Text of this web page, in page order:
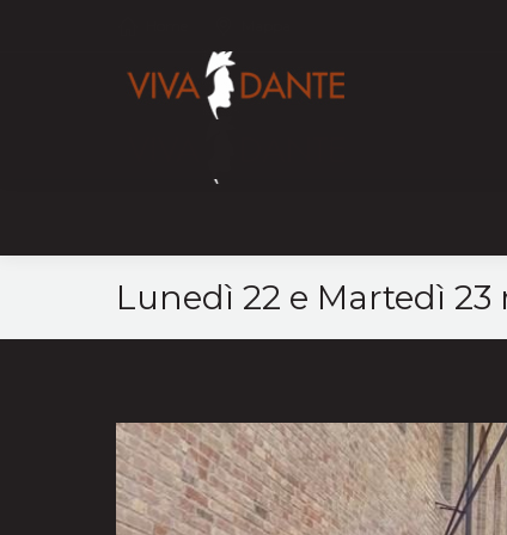
Lunedì 22 e Martedì